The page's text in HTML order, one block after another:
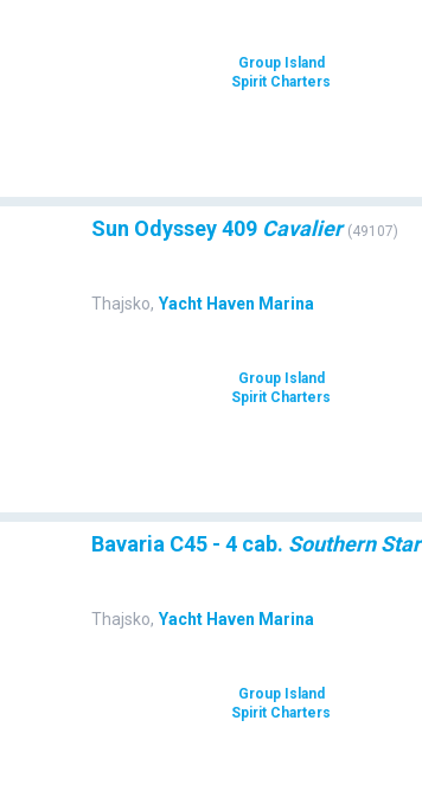
Group Island
Spirit Charters
Sun Odyssey 409 Cavalier (49107)
Thajsko, Yacht Haven Marina
Group Island
Spirit Charters
Bavaria C45 - 4 cab. Southern Star
Thajsko, Yacht Haven Marina
Group Island
Spirit Charters